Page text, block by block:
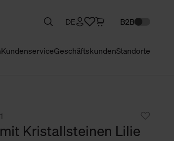
KundenserviceGeschäftskundenStandorte
DE B2B
Kristallsteinen Lilie